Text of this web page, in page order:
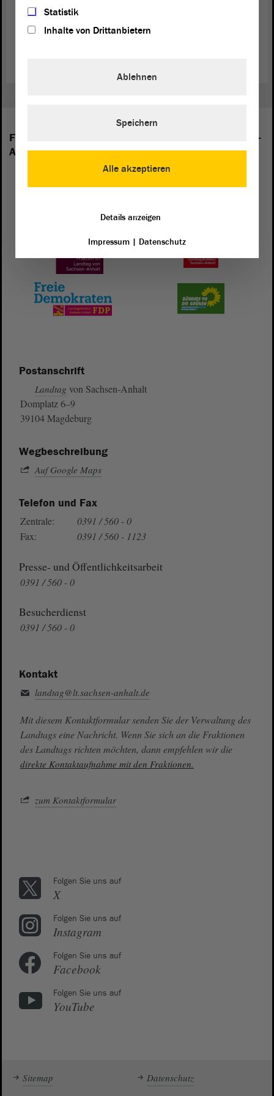
Am Ende der
Folgende Fraktionen sind im Landtag von Sachsen-
Anhalt vertreten:
Postanschrift
Landtag von Sachsen-Anhalt
Domplatz 6–9
39104 Magdeburg
Wegbeschreibung
Auf Google Maps
Telefon und Fax
Zentrale:
0391 / 560 - 0
Fax:
0391 / 560 - 1123
Presse- und Öffentlichkeitsarbeit
0391 / 560 - 0
Besucherdienst
0391 / 560 - 0
Kontakt
landtag@lt.sachsen-anhalt.de
Mit diesem Kontaktformular senden Sie der Verwaltung des
Landtags eine Nachricht. Wenn Sie sich an die Fraktionen
des Landtags richten möchten, dann empfehlen wir die
direkte Kontaktaufnahme mit den Fraktionen.
zum Kontaktformular
Folgen Sie uns auf
X
Folgen Sie uns auf
Instagram
Folgen Sie uns auf
Facebook
Folgen Sie uns auf
YouTube
Sitemap Datenschutz
Statistik
Inhalte von Drittanbietern
Alle akzeptieren
Ablehnen
Speichern
Details anzeigen
Impressum| Datenschutz